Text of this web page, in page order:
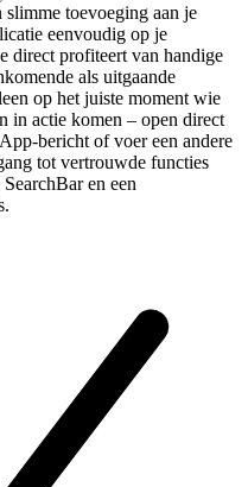
toevoeging aan je
eenvoudig op je
direct profiteert van handige
als uitgaande
op het juiste moment wie
in actie komen – open direct
bericht of voer een andere
tot vertrouwde functies
en een